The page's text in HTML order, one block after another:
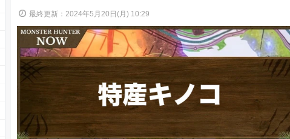
最終更新：2024年5月20日(月) 10:29